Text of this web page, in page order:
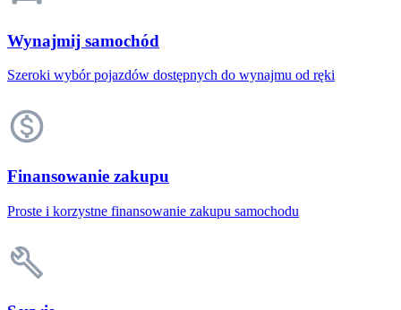
Wynajmij samochód
Szeroki wybór pojazdów dostępnych do wynajmu od ręki
Finansowanie zakupu
Proste i korzystne finansowanie zakupu samochodu